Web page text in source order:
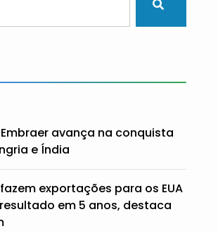
avança na conquista
e Índia
exportações para os EUA
em 5 anos, destaca